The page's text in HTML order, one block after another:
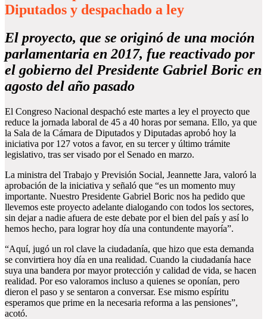
Diputados y despachado a ley
El proyecto, que se originó de una moción
parlamentaria en 2017, fue reactivado por
el gobierno del Presidente Gabriel Boric en
agosto del año pasado
El Congreso Nacional despachó este martes a ley el proyecto que
reduce la jornada laboral de 45 a 40 horas por semana. Ello, ya que
la Sala de la Cámara de Diputados y Diputadas aprobó hoy la
iniciativa por 127 votos a favor, en su tercer y último trámite
legislativo, tras ser visado por el Senado en marzo.
La ministra del Trabajo y Previsión Social, Jeannette Jara, valoró la
aprobación de la iniciativa y señaló que “es un momento muy
importante. Nuestro Presidente Gabriel Boric nos ha pedido que
llevemos este proyecto adelante dialogando con todos los sectores,
sin dejar a nadie afuera de este debate por el bien del país y así lo
hemos hecho, para lograr hoy día una contundente mayoría”.
“Aquí, jugó un rol clave la ciudadanía, que hizo que esta demanda
se convirtiera hoy día en una realidad. Cuando la ciudadanía hace
suya una bandera por mayor protección y calidad de vida, se hacen
realidad. Por eso valoramos incluso a quienes se oponían, pero
dieron el paso y se sentaron a conversar. Ese mismo espíritu
esperamos que prime en la necesaria reforma a las pensiones”,
acotó.